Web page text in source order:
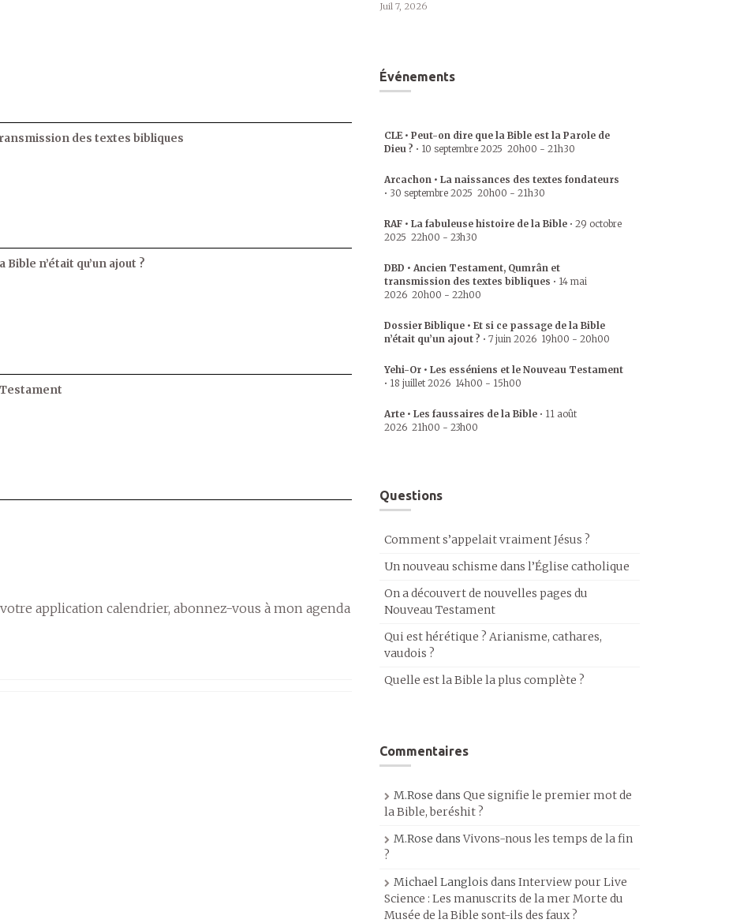
des textes bibliques
n’était qu’un ajout ?
Testament
application calendrier, abonnez-vous à mon agenda
Juil 7, 2026
Événements
CLE • Peut-on dire que la Bible est la Parole de
Dieu ? • 10 septembre 2025 20h00 - 21h30
Arcachon • La naissances des textes fondateurs
• 30 septembre 2025 20h00 - 21h30
RAF • La fabuleuse histoire de la Bible • 29 octobre
2025 22h00 - 23h30
DBD • Ancien Testament, Qumrân et
transmission des textes bibliques • 14 mai
2026 20h00 - 22h00
Dossier Biblique • Et si ce passage de la Bible
n’était qu’un ajout ? • 7 juin 2026 19h00 - 20h00
Yehi-Or • Les esséniens et le Nouveau Testament
• 18 juillet 2026 14h00 - 15h00
Arte • Les faussaires de la Bible • 11 août
2026 21h00 - 23h00
Questions
Comment s’appelait vraiment Jésus ?
Un nouveau schisme dans l’Église catholique
On a découvert de nouvelles pages du
Nouveau Testament
Qui est hérétique ? Arianisme, cathares,
vaudois ?
Quelle est la Bible la plus complète ?
Commentaires
M.Rose dans Que signifie le premier mot de
la Bible, beréshit ?
M.Rose dansVivons-nous les temps de la fin
?
Michael Langlois dans Interview pour Live
Science : Les manuscrits de la mer Morte du
Musée de la Bible sont-ils des faux ?